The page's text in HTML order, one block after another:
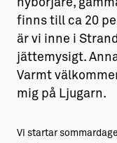
nybörjare,
finns till ca 20
är vi inne i
jättemysigt.
Varmt
mig på Ljugarn.
Vi startar